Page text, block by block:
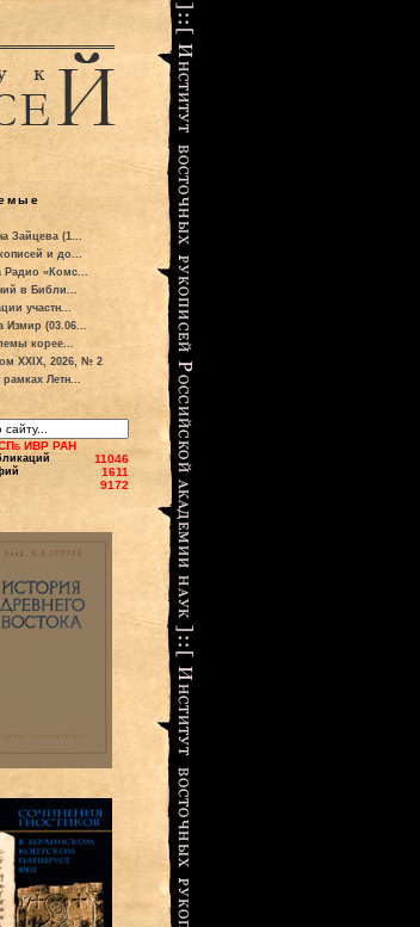
Зайцева (1...
и до...
Радио «Комс...
в Библи...
участн...
Измир (03.06...
корее...
XXIX, 2026, № 2
Летн...
СПб ИВР РАН
11046
1611
9172